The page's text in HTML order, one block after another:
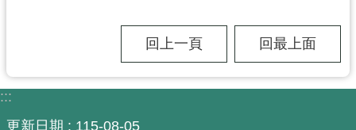
資
回上一頁 回最上面
:::
更新日期
115-08-05